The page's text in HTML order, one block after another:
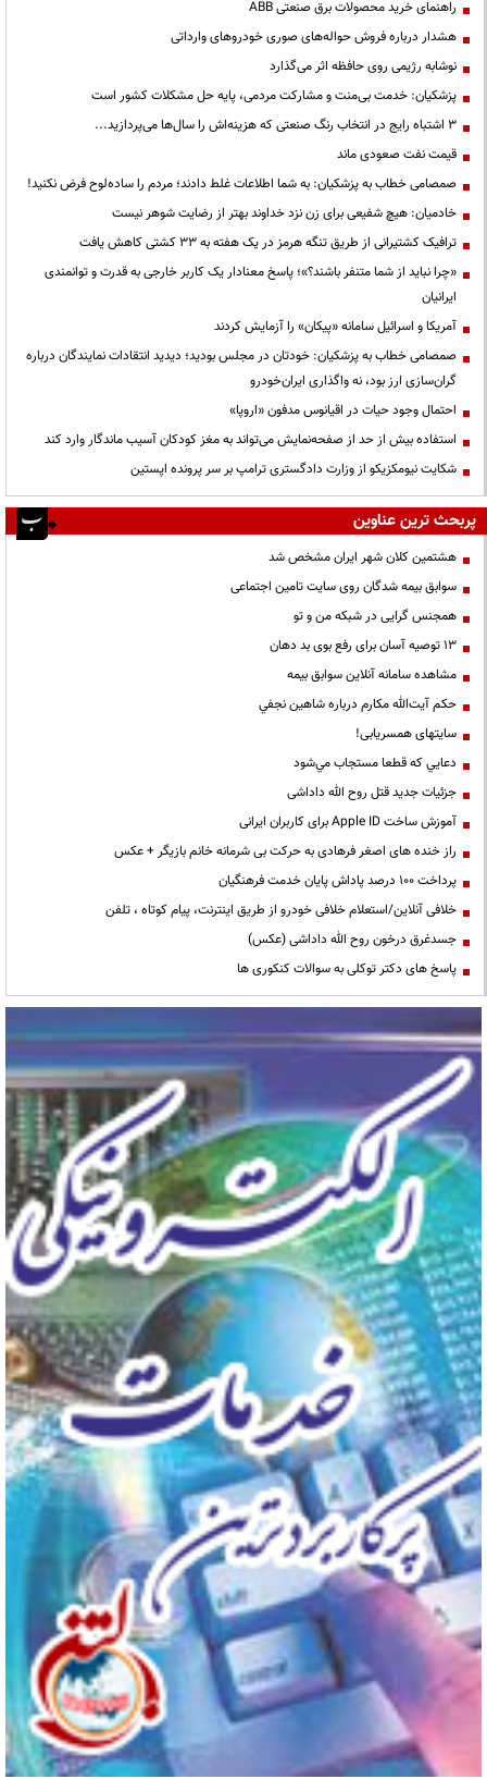
راهنمای خرید محصولات برق صنعتی ABB
هشدار درباره فروش حواله‌های صوری خودروهای وارداتی
نوشابه رژیمی روی حافظه اثر می‌گذارد
پزشکیان: خدمت بی‌منت و مشارکت مردمی، پایه حل مشکلات کشور است
3 اشتباه رایج در انتخاب رنگ صنعتی که هزینه‌اش را سال‌ها می‌پردازید...
قیمت نفت صعودی ماند
صمصامی خطاب به پزشکیان: به شما اطلاعات غلط دادند؛ مردم را ساده‌لوح فرض نکنید!
خادمیان: هیچ شفیعی برای زن نزد خداوند بهتر از رضایت شوهر نیست
ترافیک کشتیرانی از طریق تنگه هرمز در یک هفته به ۳۳ کشتی کاهش یافت
«چرا نباید از شما متنفر باشند؟»؛ پاسخ معنادار یک کاربر خارجی به قدرت و توانمندی
ایرانیان
آمریکا و اسرائیل سامانه «پیکان» را آزمایش کردند
صمصامی خطاب به پزشکیان: خودتان در مجلس بودید؛ دیدید انتقادات نمایندگان درباره
گران‌سازی ارز بود، نه واگذاری ایران‌خودرو
احتمال وجود حیات در اقیانوس مدفون «اروپا»
استفاده بیش از حد از صفحه‌نمایش می‌تواند به مغز کودکان آسیب ماندگار وارد کند
شکایت نیومکزیکو از وزارت دادگستری ترامپ بر سر پرونده اپستین
پربحث ترین عناوین
هشتمین کلان شهر ایران مشخص شد
سوابق بیمه شدگان روی سایت تامین اجتماعی
همجنس گرایی در شبکه من و تو
13 توصیه آسان برای رفع بوی بد دهان
مشاهده سامانه آنلاين سوابق بیمه
حكم آيت‌الله مكارم درباره شاهين نجفي
سایتهای همسریابی!
دعايي كه قطعا مستجاب مي‌شود
جزئیات جدید قتل روح الله داداشی
آموزش ساخت Apple ID برای کاربران ایرانی
راز خنده های اصغر فرهادی به حرکت بی شرمانه خانم بازیگر + عکس
پرداخت ۱۰۰ درصد پاداش پایان خدمت فرهنگیان
خلافی آنلاین/استعلام خلافی خودرو از طریق اینترنت، پیام کوتاه ، تلفن
جسدغرق درخون روح الله داداشی (عکس)
پاسخ های دکتر توکلی به سوالات کنکوری ها